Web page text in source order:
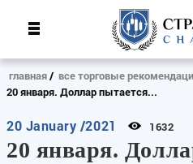
главная
все торговые
20 января. Доллар пытается...
20 January /2021 1632
20 января.